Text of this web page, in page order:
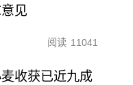
见
阅读 11041
收获已近九成